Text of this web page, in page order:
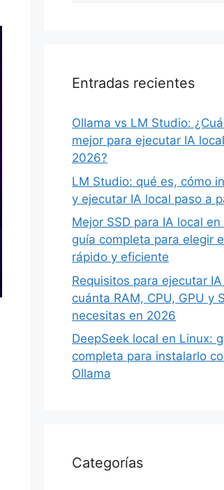
Entradas recientes
Ollama vs LM Studio:
mejor para ejecutar IA
2026?
LM Studio: qué es, cómo
y ejecutar IA local paso a
Mejor SSD para IA local
guía completa para elegir
rápido y eficiente
Requisitos para ejecutar
cuánta RAM, CPU, GPU y
necesitas en 2026
DeepSeek local en Linux:
completa para instalarlo
Ollama
Categorías